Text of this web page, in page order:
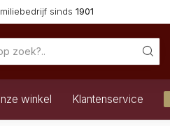
sinds 1901
winkel Klantenservice